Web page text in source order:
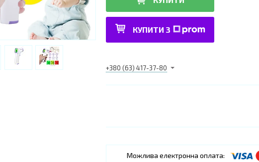
КУПИТИ З
+380 (63) 417-37-80